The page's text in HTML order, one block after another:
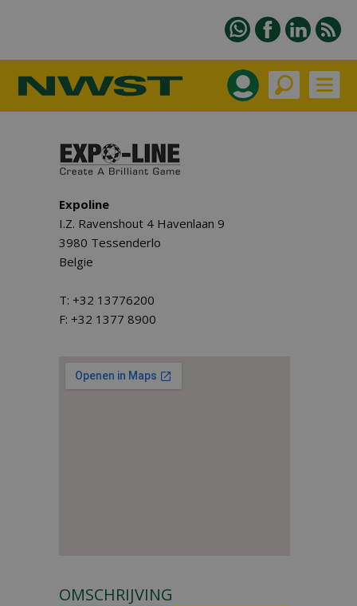
Expoline
I.Z. Ravenshout 4 Havenlaan 9
3980 Tessenderlo
Belgie
T: +32 13776200
F: +32 1377 8900
OMSCHRIJVING